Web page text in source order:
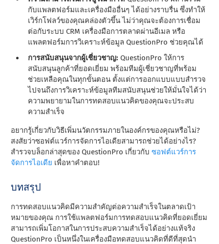
กับแพลตฟอร์มและเครื่องมืออื่นๆ ได้อย่างราบรื่น ซึ่งทําให้
เวิร์กโฟลว์ของคุณคล่องตัวขึ้น ไม่ว่าคุณจะต้องการเชื่อม
ต่อกับระบบ CRM เครื่องมือการตลาดผ่านอีเมล หรือ
แพลตฟอร์มการวิเคราะห์ข้อมูล QuestionPro ช่วยคุณได้
การสนับสนุนจากผู้เชี่ยวชาญ:QuestionPro ให้การ
สนับสนุนลูกค้าที่ยอดเยี่ยม พร้อมทีมผู้เชี่ยวชาญที่พร้อม
ช่วยเหลือคุณในทุกขั้นตอน ตั้งแต่การออกแบบแบบสํารวจ
ไปจนถึงการวิเคราะห์ข้อมูลทีมสนับสนุนช่วยให้มั่นใจได้ว่า
ความพยายามในการทดสอบแนวคิดของคุณจะประสบ
ความสําเร็จ
อยากรู้เกี่ยวกับวิธีเพิ่มนวัตกรรมภายในองค์กรของคุณหรือไม่?
สงสัยว่าซอฟต์แวร์การจัดการไอเดียสามารถช่วยได้อย่างไร?
สํารวจบล็อกล่าสุดของ QuestionPro เกี่ยวกับซอฟต์แวร์การ
จัดการไอเดีย เพื่อหาคําตอบ!
บทสรุป
การทดสอบแนวคิดมีความสําคัญต่อความสําเร็จในตลาดเป้า
หมายของคุณ การใช้แพลตฟอร์มการทดสอบแนวคิดที่ยอดเยี่ยม
สามารถเพิ่มโอกาสในการประสบความสําเร็จได้อย่างแท้จริง
QuestionPro เป็นหนึ่งในเครื่องมือทดสอบแนวคิดที่ดีที่สุดนํา